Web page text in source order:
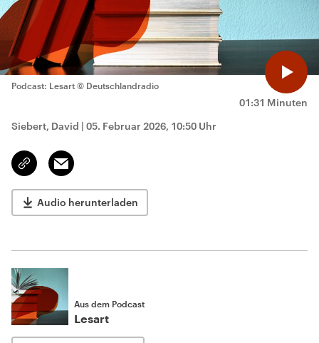
01:31 Minuten
Podcast: Lesart © Deutschlandradio
Siebert, David | 05. Februar 2026, 10:50 Uhr
Link
kopieren/teilen
Email
Audio herunterladen
Aus dem Podcast
Lesart